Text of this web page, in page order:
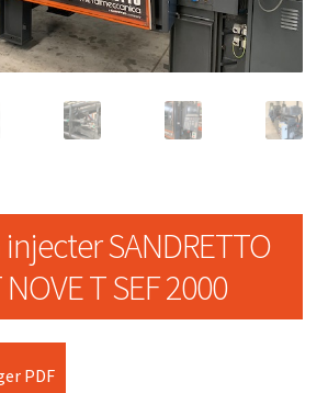
SANDRETTO
T SEF 2000
PDF